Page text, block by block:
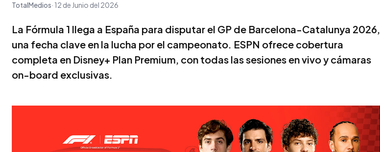
TotalMedios 12 de Junio del 2026
La Fórmula 1 llega a España para disputar el GP de Barcelona-Catalunya 2026,
una fecha clave en la lucha por el campeonato. ESPN ofrece cobertura
completa en Disney+ Plan Premium, con todas las sesiones en vivo y cámaras
on-board exclusivas.